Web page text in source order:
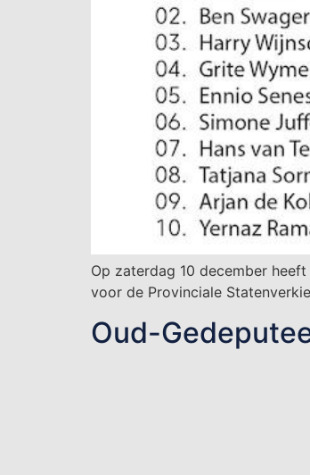
Op zaterdag 10 december
voor de Provinciale
Oud-